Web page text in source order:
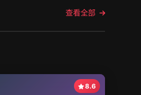
查看全部
8.6